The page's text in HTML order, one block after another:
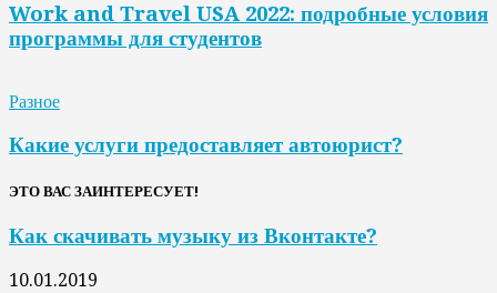
Work and Travel USA 2022: подробные условия
программы для студентов
Разное
Какие услуги предоставляет автоюрист?
ЭТО ВАС ЗАИНТЕРЕСУЕТ!
Как скачивать музыку из Вконтакте?
10.01.2019